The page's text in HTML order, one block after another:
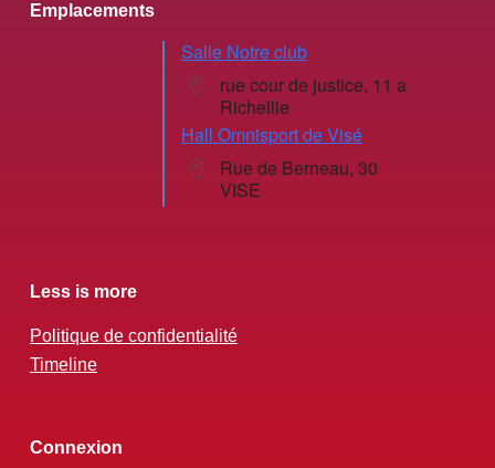
Emplacements
Salle Notre club
rue cour de justice, 11 a
Richellle
Hall Omnisport de Visé
Rue de Berneau, 30
VISE
Less is more
Politique de confidentialité
Timeline
Connexion